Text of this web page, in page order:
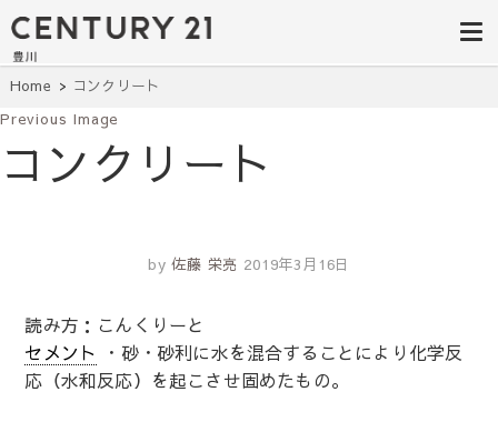
豊田市の中古
住宅・土地・
リノベ物件探
し｜センチュ
リー21豊川
建て・土地探しはセンチュリー21豊
川へ。豊田市内の最新物件情報を随
時更新中！駅近、建築条件無し、ペ
ット可、学区別など、お客様のこだ
単検索。
Home コンクリート
Previous Image
コンクリート
by 佐藤 栄亮 2019年3月16日
読み方：こんくりーと
セメント
・砂・砂利に水を混合することにより化学反
応（水和反応）を起こさせ固めたもの。